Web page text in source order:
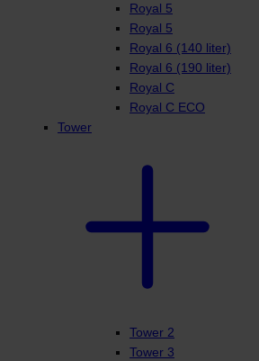
Royal 5
Royal 5
Royal 6 (140 liter)
Royal 6 (190 liter)
Royal C
Royal C ECO
Tower
Tower 2
Tower 3